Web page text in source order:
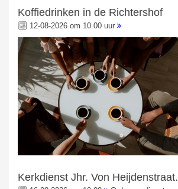
Koffiedrinken in de Richtershof
12-08-2026 om 10.00 uur
Kerkdienst Jhr. Von Heijdenstraat.